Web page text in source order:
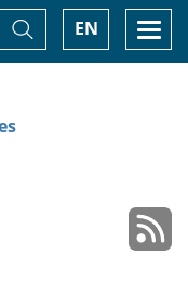
EN
Basculer
la
recherche